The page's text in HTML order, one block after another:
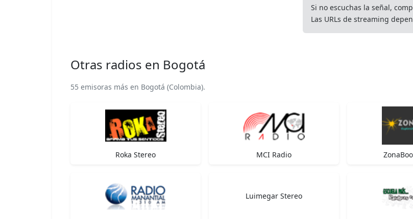
Si no escuchas la señal,
Las URLs de streaming
Otras radios en Bogotá
55 emisoras más en Bogotá (Colombia).
Roka Stereo MCI Radio
Luimegar Stereo